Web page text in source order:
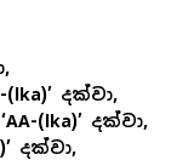
දක්වා,
(lka)’ දක්වා,
දක්වා,